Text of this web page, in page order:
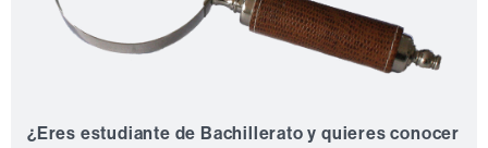
¿Eres estudiante de Bachillerato y quieres conocer